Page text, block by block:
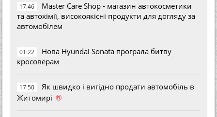
17:46
Master Care Shop - магазин автокосметики
та автохімії, високоякісні продукти для догляду за
автомобілем
01:22
Нова Hyundai Sonata програла битву
кросоверам
17:50
Як швидко і вигідно продати автомобіль в
Житомирі ®